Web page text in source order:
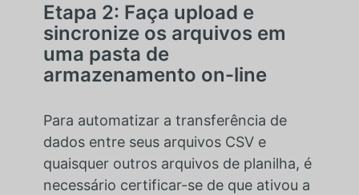
Etapa 2: Faça upload e
sincronize os arquivos em
uma pasta de
armazenamento on-line
Para automatizar a transferência de
dados entre seus arquivos CSV e
quaisquer outros arquivos de planilha, é
necessário certificar-se de que ativou a